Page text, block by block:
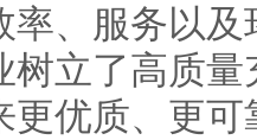
率、服务以
树立了高质
更优质、更